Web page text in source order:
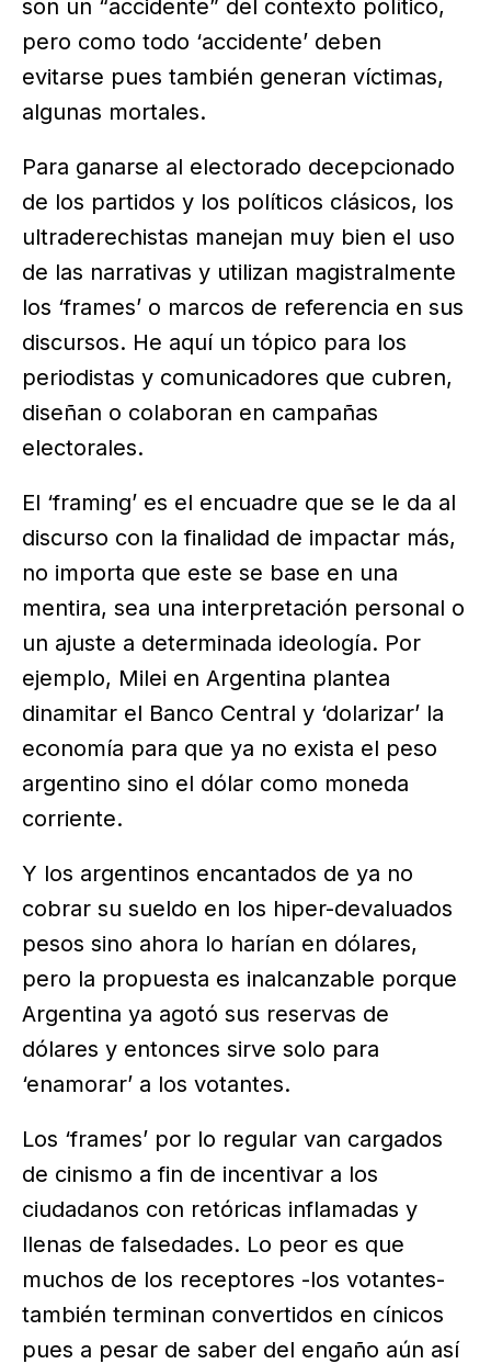
son un “accidente” del contexto político,
pero como todo ‘accidente’ deben
evitarse pues también generan víctimas,
algunas mortales.
Para ganarse al electorado decepcionado
de los partidos y los políticos clásicos, los
ultraderechistas manejan muy bien el uso
de las narrativas y utilizan magistralmente
los ‘frames’ o marcos de referencia en sus
discursos. He aquí un tópico para los
periodistas y comunicadores que cubren,
diseñan o colaboran en campañas
electorales.
El ‘framing’ es el encuadre que se le da al
discurso con la finalidad de impactar más,
no importa que este se base en una
mentira, sea una interpretación personal o
un ajuste a determinada ideología. Por
ejemplo, Milei en Argentina plantea
dinamitar el Banco Central y ‘dolarizar’ la
economía para que ya no exista el peso
argentino sino el dólar como moneda
corriente.
Y los argentinos encantados de ya no
cobrar su sueldo en los hiper-devaluados
pesos sino ahora lo harían en dólares,
pero la propuesta es inalcanzable porque
Argentina ya agotó sus reservas de
dólares y entonces sirve solo para
‘enamorar’ a los votantes.
Los ‘frames’ por lo regular van cargados
de cinismo a fin de incentivar a los
ciudadanos con retóricas inflamadas y
llenas de falsedades. Lo peor es que
muchos de los receptores -los votantes-
también terminan convertidos en cínicos
pues a pesar de saber del engaño aún así